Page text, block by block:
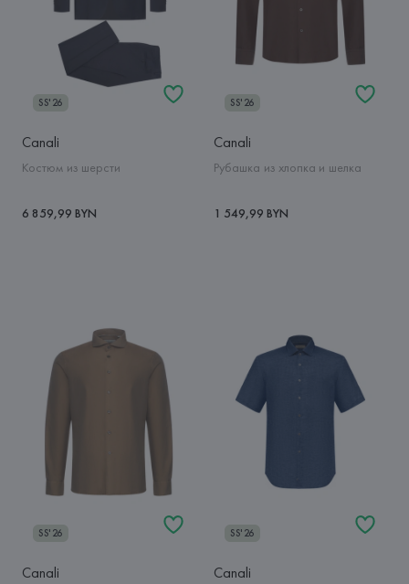
SS'26
Canali
Костюм из шерсти
6 859,99 BYN
SS'26
Canali
Рубашка из хлопка и шелка
1 549,99 BYN
SS'26
Canali
SS'26
Canali